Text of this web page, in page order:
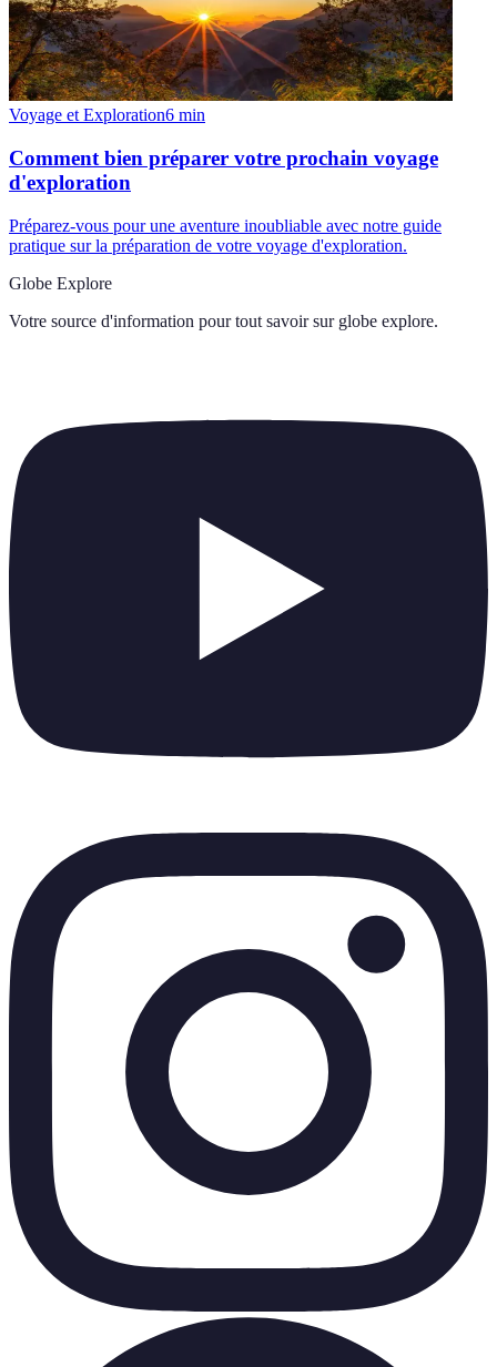
Voyage et Exploration6 min
Comment bien préparer votre prochain voyage
d'exploration
Préparez-vous pour une aventure inoubliable avec notre guide
pratique sur la préparation de votre voyage d'exploration.
Globe Explore
Votre source d'information pour tout savoir sur globe explore.